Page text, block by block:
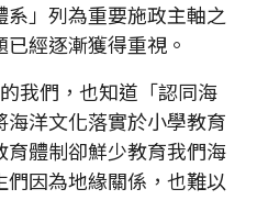
系」列為重要施政主軸之
經逐漸獲得重視。
我們，也知道「認同海
洋文化落實於小學教育
體制卻鮮少教育我們海
因為地緣關係，也難以